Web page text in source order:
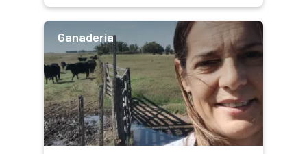
Ganadería